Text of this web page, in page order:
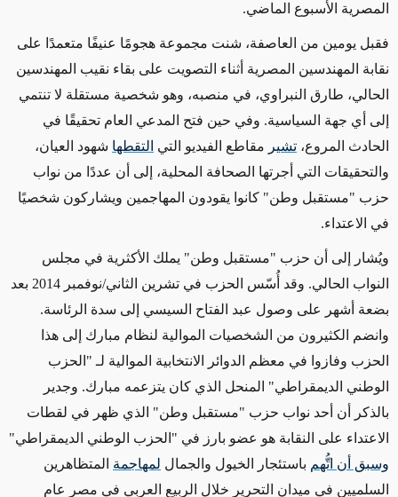
المصرية الأسبوع الماضي.
فقبل يومين من العاصفة، شنت مجموعة هجومًا عنيفًا متعمدًا على
نقابة المهندسين المصرية أثناء التصويت على بقاء نقيب المهندسين
الحالي، طارق النبراوي، في منصبه، وهو شخصية مستقلة لا تنتمي
إلى أي جهة السياسية. وفي حين فتح المدعي العام تحقيقًا في
الحادث المروع، تشير مقاطع الفيديو التي التقطها شهود العيان،
والتحقيقات التي أجرتها الصحافة المحلية، إلى أن عددًا من نواب
حزب "مستقبل وطن" كانوا يقودون المهاجمين ويشاركون شخصيًا
في الاعتداء.
ويُشار إلى أن حزب "مستقبل وطن" يملك الأكثرية في مجلس
النواب الحالي. وقد أُسّس الحزب في تشرين الثاني/نوفمبر 2014 بعد
بضعة أشهر على وصول عبد الفتاح السيسي إلى سدة الرئاسة.
وانضم الكثيرون من الشخصيات الموالية لنظام مبارك إلى هذا
الحزب وفازوا في معظم الدوائر الانتخابية الموالية لـ "الحزب
الوطني الديمقراطي" المنحل الذي كان يتزعمه مبارك. وجدير
بالذكر أن أحد نواب حزب "مستقبل وطن" الذي ظهر في لقطات
الاعتداء على النقابة هو عضو بارز في "الحزب الوطني الديمقراطي"
وسبق أن اتُّهم باستئجار الخيول والجمال لمهاجمة المتظاهرين
السلميين في ميدان التحرير خلال الربيع العربي في مصر عام